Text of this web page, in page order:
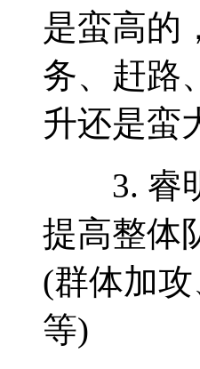
是蛮高的
务、赶路
升还是蛮
3. 睿明
提高整体
(群体加
等)